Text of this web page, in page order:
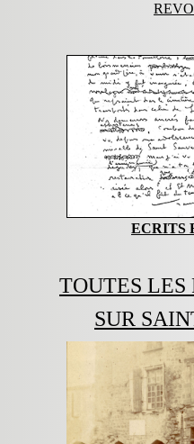
ECRITS
TOUTES LES
SUR